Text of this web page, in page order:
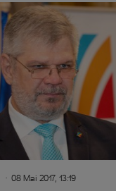
08 Mai 2017, 13:19